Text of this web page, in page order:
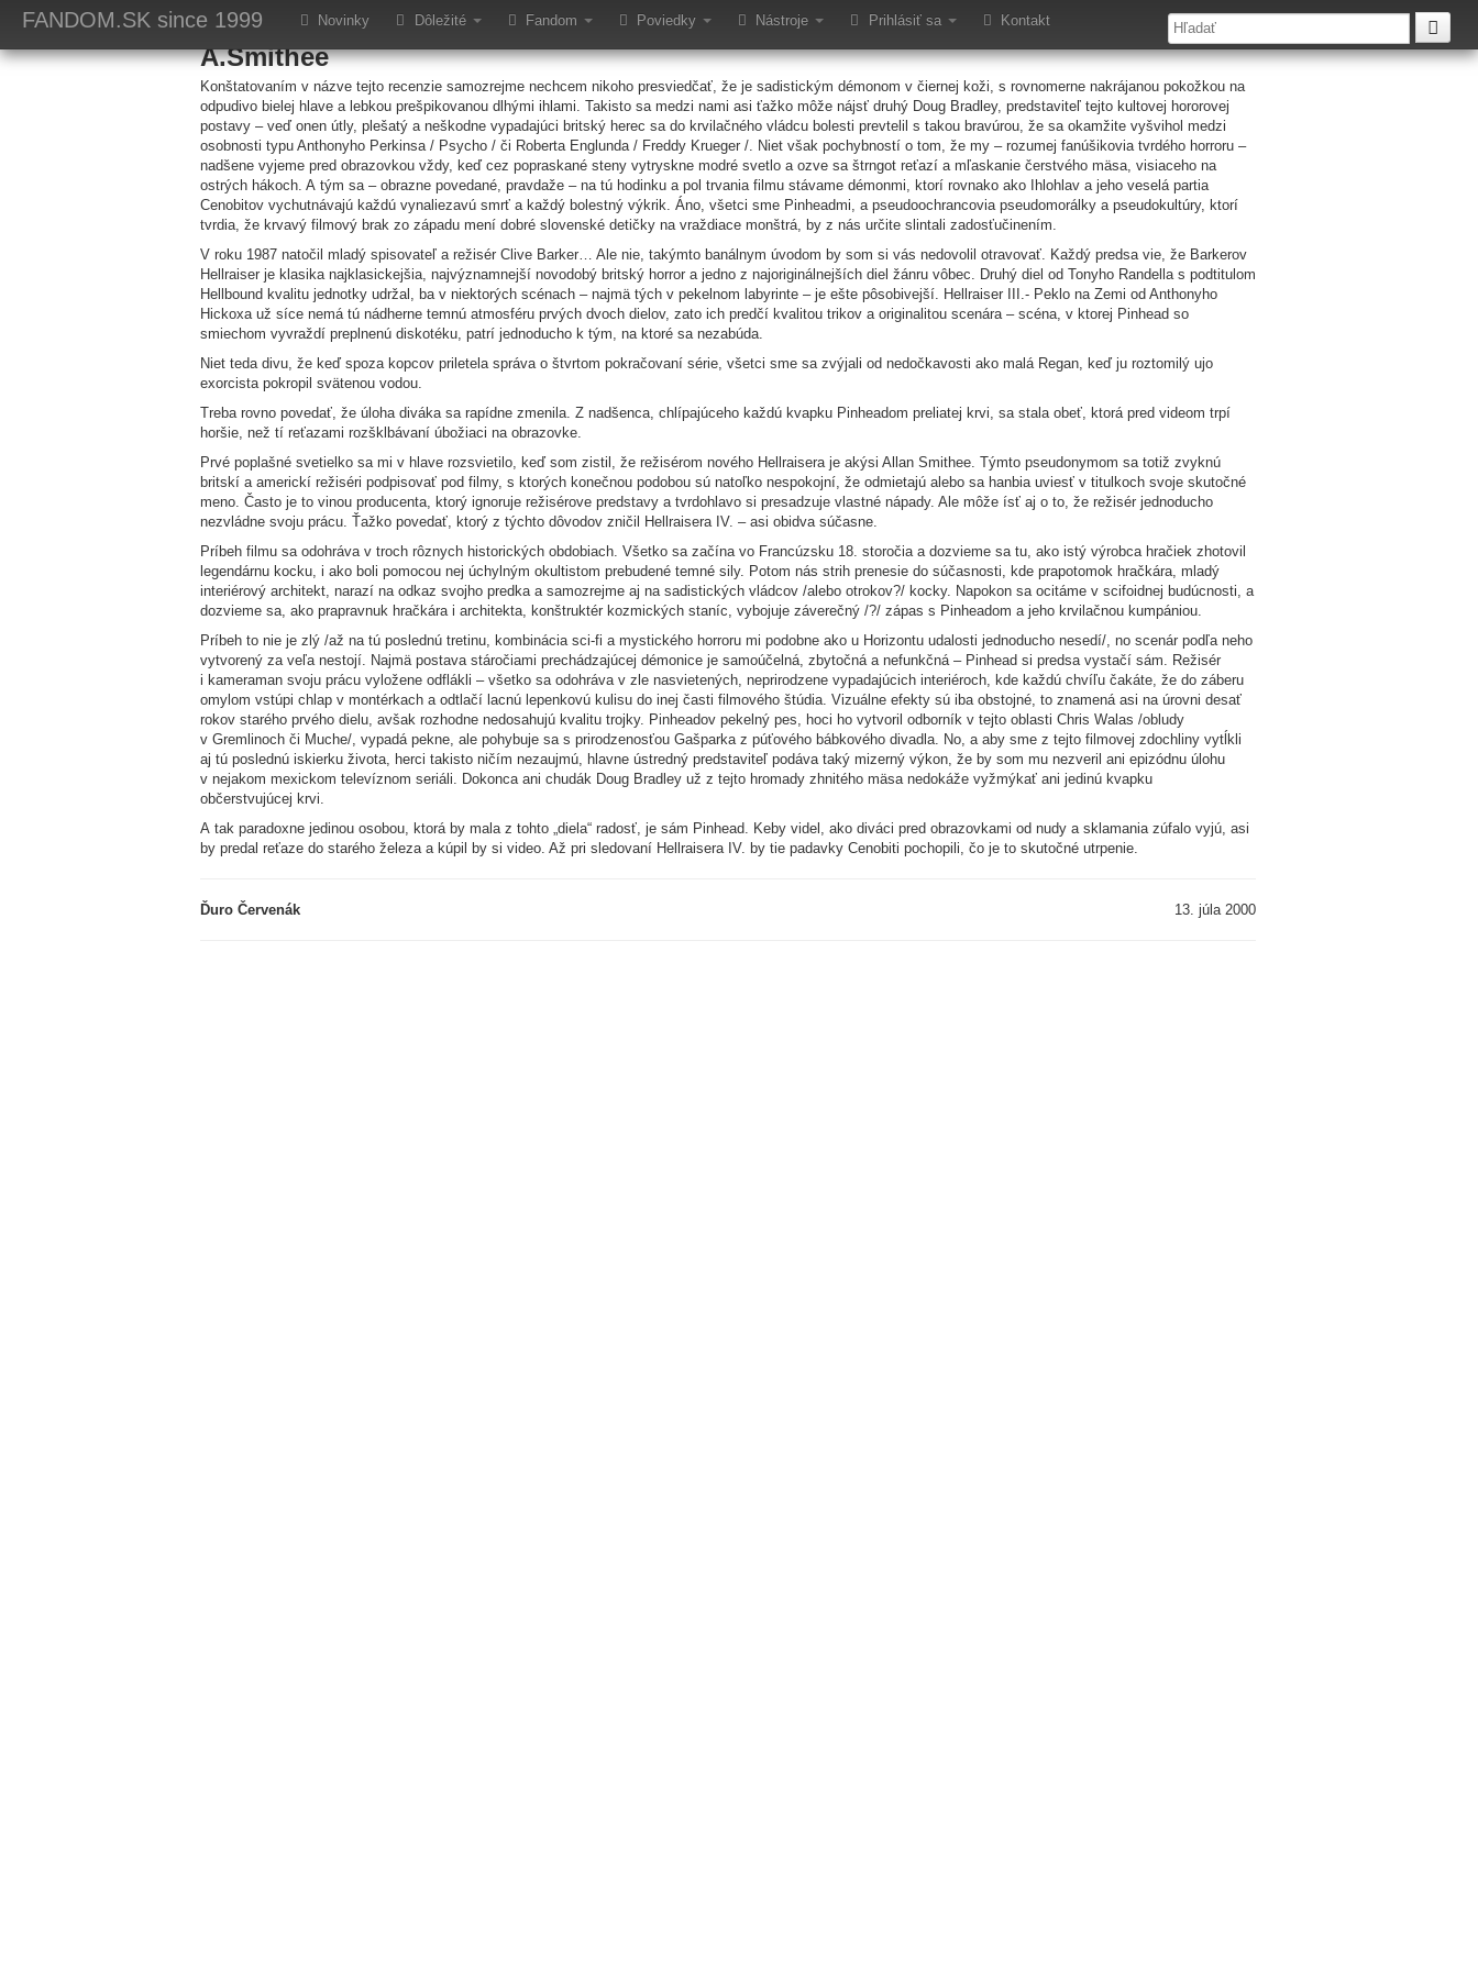
FANDOM.SK since 1999 Novinky Dôležité Fandom Poviedky Nástroje Prihlásiť sa Kontakt
Hellraiser IV: Bloodline
A.Smithee
Konštatovaním v názve tejto recenzie samozrejme nechcem nikoho presviedčať, že je sadistickým démonom v čiernej koži, s rovnomerne nakrájanou pokožkou na
odpudivo bielej hlave a lebkou prešpikovanou dlhými ihlami. Takisto sa medzi nami asi ťažko môže nájsť druhý Doug Bradley, predstaviteľ tejto kultovej hororovej
postavy – veď onen útly, plešatý a neškodne vypadajúci britský herec sa do krvilačného vládcu bolesti prevtelil s takou bravúrou, že sa okamžite vyšvihol medzi
osobnosti typu Anthonyho Perkinsa / Psycho / či Roberta Englunda / Freddy Krueger /. Niet však pochybností o tom, že my – rozumej fanúšikovia tvrdého horroru –
nadšene vyjeme pred obrazovkou vždy, keď cez popraskané steny vytryskne modré svetlo a ozve sa štrngot reťazí a mľaskanie čerstvého mäsa, visiaceho na
ostrých hákoch. A tým sa – obrazne povedané, pravdaže – na tú hodinku a pol trvania filmu stávame démonmi, ktorí rovnako ako Ihlohlav a jeho veselá partia
Cenobitov vychutnávajú každú vynaliezavú smrť a každý bolestný výkrik. Áno, všetci sme Pinheadmi, a pseudoochrancovia pseudomorálky a pseudokultúry, ktorí
tvrdia, že krvavý filmový brak zo západu mení dobré slovenské detičky na vraždiace monštrá, by z nás určite slintali zadosťučinením.
V roku 1987 natočil mladý spisovateľ a režisér Clive Barker… Ale nie, takýmto banálnym úvodom by som si vás nedovolil otravovať. Každý predsa vie, že Barkerov
Hellraiser je klasika najklasickejšia, najvýznamnejší novodobý britský horror a jedno z najoriginálnejších diel žánru vôbec. Druhý diel od Tonyho Randella s podtitulom
Hellbound kvalitu jednotky udržal, ba v niektorých scénach – najmä tých v pekelnom labyrinte – je ešte pôsobivejší. Hellraiser III.- Peklo na Zemi od Anthonyho
Hickoxa už síce nemá tú nádherne temnú atmosféru prvých dvoch dielov, zato ich predčí kvalitou trikov a originalitou scenára – scéna, v ktorej Pinhead so
smiechom vyvraždí preplnenú diskotéku, patrí jednoducho k tým, na ktoré sa nezabúda.
Niet teda divu, že keď spoza kopcov priletela správa o štvrtom pokračovaní série, všetci sme sa zvýjali od nedočkavosti ako malá Regan, keď ju roztomilý ujo
exorcista pokropil svätenou vodou.
Treba rovno povedať, že úloha diváka sa rapídne zmenila. Z nadšenca, chlípajúceho každú kvapku Pinheadom preliatej krvi, sa stala obeť, ktorá pred videom trpí
horšie, než tí reťazami rozšklbávaní úbožiaci na obrazovke.
Prvé poplašné svetielko sa mi v hlave rozsvietilo, keď som zistil, že režisérom nového Hellraisera je akýsi Allan Smithee. Týmto pseudonymom sa totiž zvyknú
britskí a americkí režiséri podpisovať pod filmy, s ktorých konečnou podobou sú natoľko nespokojní, že odmietajú alebo sa hanbia uviesť v titulkoch svoje skutočné
meno. Často je to vinou producenta, ktorý ignoruje režisérove predstavy a tvrdohlavo si presadzuje vlastné nápady. Ale môže ísť aj o to, že režisér jednoducho
nezvládne svoju prácu. Ťažko povedať, ktorý z týchto dôvodov zničil Hellraisera IV. – asi obidva súčasne.
Príbeh filmu sa odohráva v troch rôznych historických obdobiach. Všetko sa začína vo Francúzsku 18. storočia a dozvieme sa tu, ako istý výrobca hračiek zhotovil
legendárnu kocku, i ako boli pomocou nej úchylným okultistom prebudené temné sily. Potom nás strih prenesie do súčasnosti, kde prapotomok hračkára, mladý
interiérový architekt, narazí na odkaz svojho predka a samozrejme aj na sadistických vládcov /alebo otrokov?/ kocky. Napokon sa ocitáme v scifoidnej budúcnosti, a
dozvieme sa, ako prapravnuk hračkára i architekta, konštruktér kozmických staníc, vybojuje záverečný /?/ zápas s Pinheadom a jeho krvilačnou kumpániou.
Príbeh to nie je zlý /až na tú poslednú tretinu, kombinácia sci-fi a mystického horroru mi podobne ako u Horizontu udalosti jednoducho nesedí/, no scenár podľa neho
vytvorený za veľa nestojí. Najmä postava stáročiami prechádzajúcej démonice je samoúčelná, zbytočná a nefunkčná – Pinhead si predsa vystačí sám. Režisér
i kameraman svoju prácu vyložene odflákli – všetko sa odohráva v zle nasvietených, neprirodzene vypadajúcich interiéroch, kde každú chvíľu čakáte, že do záberu
omylom vstúpi chlap v montérkach a odtlačí lacnú lepenkovú kulisu do inej časti filmového štúdia. Vizuálne efekty sú iba obstojné, to znamená asi na úrovni desať
rokov starého prvého dielu, avšak rozhodne nedosahujú kvalitu trojky. Pinheadov pekelný pes, hoci ho vytvoril odborník v tejto oblasti Chris Walas /obludy
v Gremlinoch či Muche/, vypadá pekne, ale pohybuje sa s prirodzenosťou Gašparka z púťového bábkového divadla. No, a aby sme z tejto filmovej zdochliny vytĺkli
aj tú poslednú iskierku života, herci takisto ničím nezaujmú, hlavne ústredný predstaviteľ podáva taký mizerný výkon, že by som mu nezveril ani epizódnu úlohu
v nejakom mexickom televíznom seriáli. Dokonca ani chudák Doug Bradley už z tejto hromady zhnitého mäsa nedokáže vyžmýkať ani jedinú kvapku
občerstvujúcej krvi.
A tak paradoxne jedinou osobou, ktorá by mala z tohto „diela“ radosť, je sám Pinhead. Keby videl, ako diváci pred obrazovkami od nudy a sklamania zúfalo vyjú, asi
by predal reťaze do starého železa a kúpil by si video. Až pri sledovaní Hellraisera IV. by tie padavky Cenobiti pochopili, čo je to skutočné utrpenie.
13. júla 2000
Ďuro Červenák